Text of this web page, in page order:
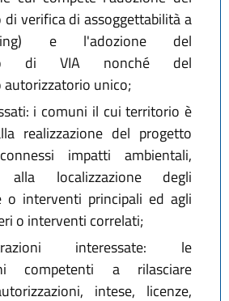
verifica di assoggettabilità a
e l'adozione del
di VIA nonché del
unico;
i comuni il cui territorio è
realizzazione del progetto
impatti ambientali,
alla localizzazione degli
o interventi principali ed agli
o interventi correlati;
interessate: le
competenti a rilasciare
intese, licenze,